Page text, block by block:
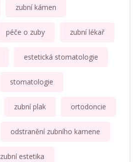
zubní kámen
péče o zuby zubní lékař
estetická stomatologie
stomatologie
zubní plak ortodoncie
odstranění zubního kamene
zubní estetika